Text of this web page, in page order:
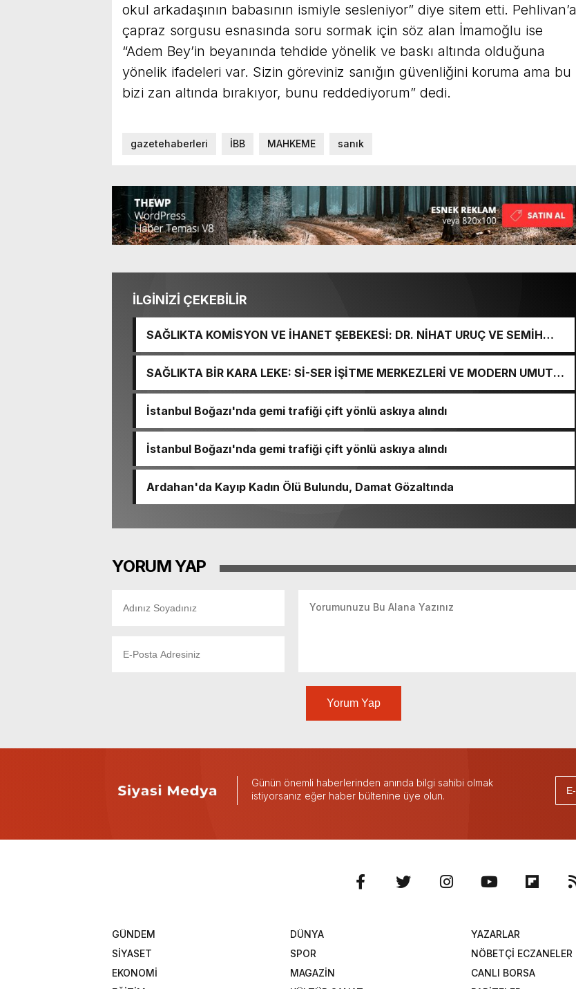
okul arkadaşının babasının ismiyle sesleniyor” diye sitem etti. Pehlivan’a
çapraz sorgusu esnasında soru sormak için söz alan İmamoğlu ise
“Adem Bey’in beyanında tehdide yönelik ve baskı altında olduğuna
yönelik ifadeleri var. Sizin göreviniz sanığın güvenliğini koruma ama bu
bizi zan altında bırakıyor, bunu reddediyorum” dedi.
gazetehaberleri İBB MAHKEME sanık
İLGİNİZİ ÇEKEBİLİR
SAĞLIKTA KOMİSYON VE İHANET ŞEBEKESİ: DR. NİHAT URUÇ VE SEMİH
SAĞLIKTA BİR KARA LEKE: Sİ-SER İŞİTME MERKEZLERİ VE MODERN UMUT
İstanbul Boğazı'nda gemi trafiği çift yönlü askıya alındı
İstanbul Boğazı'nda gemi trafiği çift yönlü askıya alındı
Ardahan'da Kayıp Kadın Ölü Bulundu, Damat Gözaltında
YORUM YAP
Yorum Yap
Günün önemli haberlerinden anında bilgi sahibi olmak
istiyorsanız eğer haber bültenine üye olun.
GÜNDEM
DÜNYA
SİYASET
SPOR
EKONOMİ
MAGAZİN
YAZARLAR
NÖBETÇİ ECZANELER
CANLI BORSA